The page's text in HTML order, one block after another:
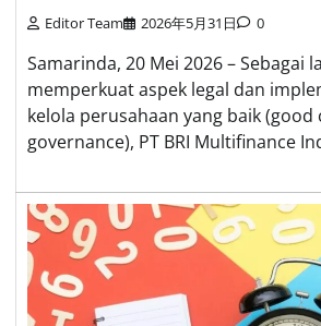
Editor Team 2026年5月31日 0
Samarinda, 20 Mei 2026 – Sebagai
memperkuat aspek legal dan
kelola perusahaan yang baik
governance), PT BRI Multifinance